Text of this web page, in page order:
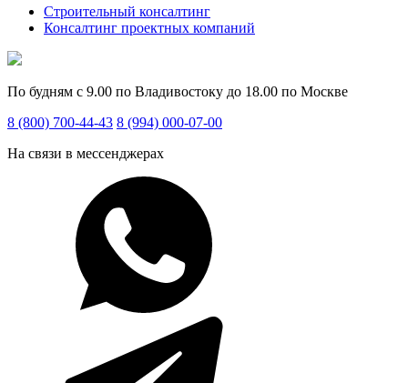
Строительный консалтинг
Консалтинг проектных компаний
По будням с 9.00 по Владивостоку до 18.00 по Москве
8 (800) 700-44-43 8 (994) 000-07-00
На связи в мессенджерах